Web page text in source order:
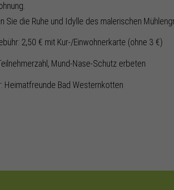
Sie die Ruhe und Idylle des malerischen
2,50 € mit Kur-/Einwohnerkarte (ohne 3 €)
Mund-Nase-Schutz erbeten
Heimatfreunde Bad Westernkotten